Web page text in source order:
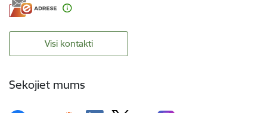
Visi kontakti
Sekojiet mums